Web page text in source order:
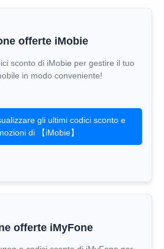
offerte iMobie
sconto di iMobie per gestire il tuo
in modo conveniente!
gli ultimi codici sconto e
di 【iMobie】
offerte iMyFone